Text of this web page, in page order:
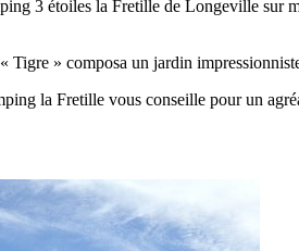
3 étoiles la Fretille de Longeville sur
Tigre » composa un jardin
la Fretille vous conseille pour un